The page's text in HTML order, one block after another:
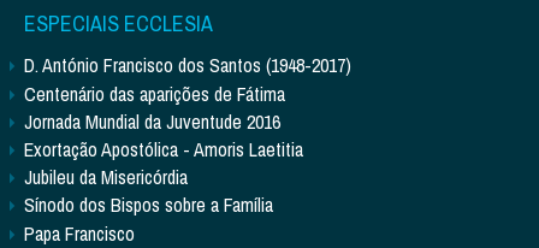
ESPECIAIS ECCLESIA
D. António Francisco dos Santos (1948-2017)
Centenário das aparições de Fátima
Jornada Mundial da Juventude 2016
Exortação Apostólica - Amoris Laetitia
Jubileu da Misericórdia
Sínodo dos Bispos sobre a Família
Papa Francisco